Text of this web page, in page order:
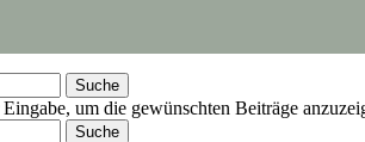
Suche
um die gewünschten Beiträge
Suche